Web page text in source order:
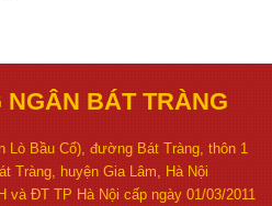
NGÂN BÁT TRÀNG
Lò Bầu Cổ), đường Bát Tràng, thôn 1
Tràng, huyện Gia Lâm, Hà Nội
và ĐT TP Hà Nội cấp ngày 01/03/2011